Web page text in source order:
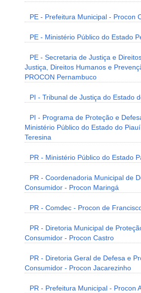
PE - Prefeitura Municipal - Procon
PE - Ministério Público do Estado
PE - Secretaria de Justiça e
Justiça, Direitos Humanos e
PROCON Pernambuco
PI - Tribunal de Justiça do Estado
PI - Programa de Proteção e
Ministério Público do Estado do
Teresina
PR - Ministério Público do Estado
PR - Coordenadoria Municipal de
Consumidor - Procon Maringá
PR - Comdec - Procon de
PR - Diretoria Municipal de
Consumidor - Procon Castro
PR - Diretoria Geral de Defesa e
Consumidor - Procon Jacarezinho
PR - Prefeitura Municipal - Procon